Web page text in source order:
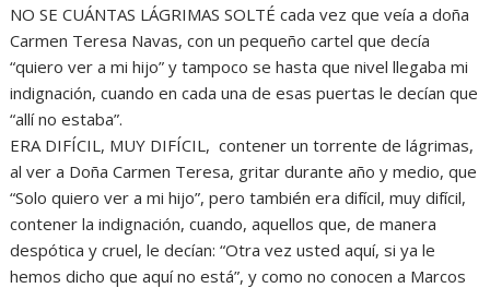
NO SE CUÁNTAS LÁGRIMAS SOLTÉ cada vez que veía a doña
Carmen Teresa Navas, con un pequeño cartel que decía
“quiero ver a mi hijo” y tampoco se hasta que nivel llegaba mi
indignación, cuando en cada una de esas puertas le decían que
“allí no estaba”.
ERA DIFÍCIL, MUY DIFÍCIL, contener un torrente de lágrimas,
al ver a Doña Carmen Teresa, gritar durante año y medio, que
“Solo quiero ver a mi hijo”, pero también era difícil, muy difícil,
contener la indignación, cuando, aquellos que, de manera
despótica y cruel, le decían: “Otra vez usted aquí, si ya le
hemos dicho que aquí no está”, y como no conocen a Marcos